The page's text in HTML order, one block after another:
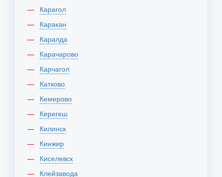
Карагол
Каракан
Каралда
Карачарово
Карчагол
Катково
Кемерово
Керегеш
Килинск
Кинжир
Киселевск
Клейзавода